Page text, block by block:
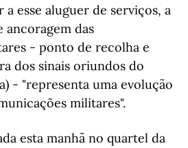
esse aluguer de serviços, a
ancoragem das
- ponto de recolha e
dos sinais oriundos do
- "representa uma evolução
militares".
esta manhã no quartel da